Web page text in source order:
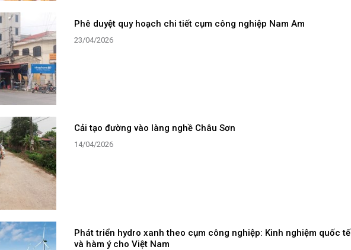
Phê duyệt quy hoạch chi tiết cụm công nghiệp Nam Am
23/04/2026
Cải tạo đường vào làng nghề Châu Sơn
14/04/2026
Phát triển hydro xanh theo cụm công nghiệp: Kinh nghiệm quốc tế
và hàm ý cho Việt Nam